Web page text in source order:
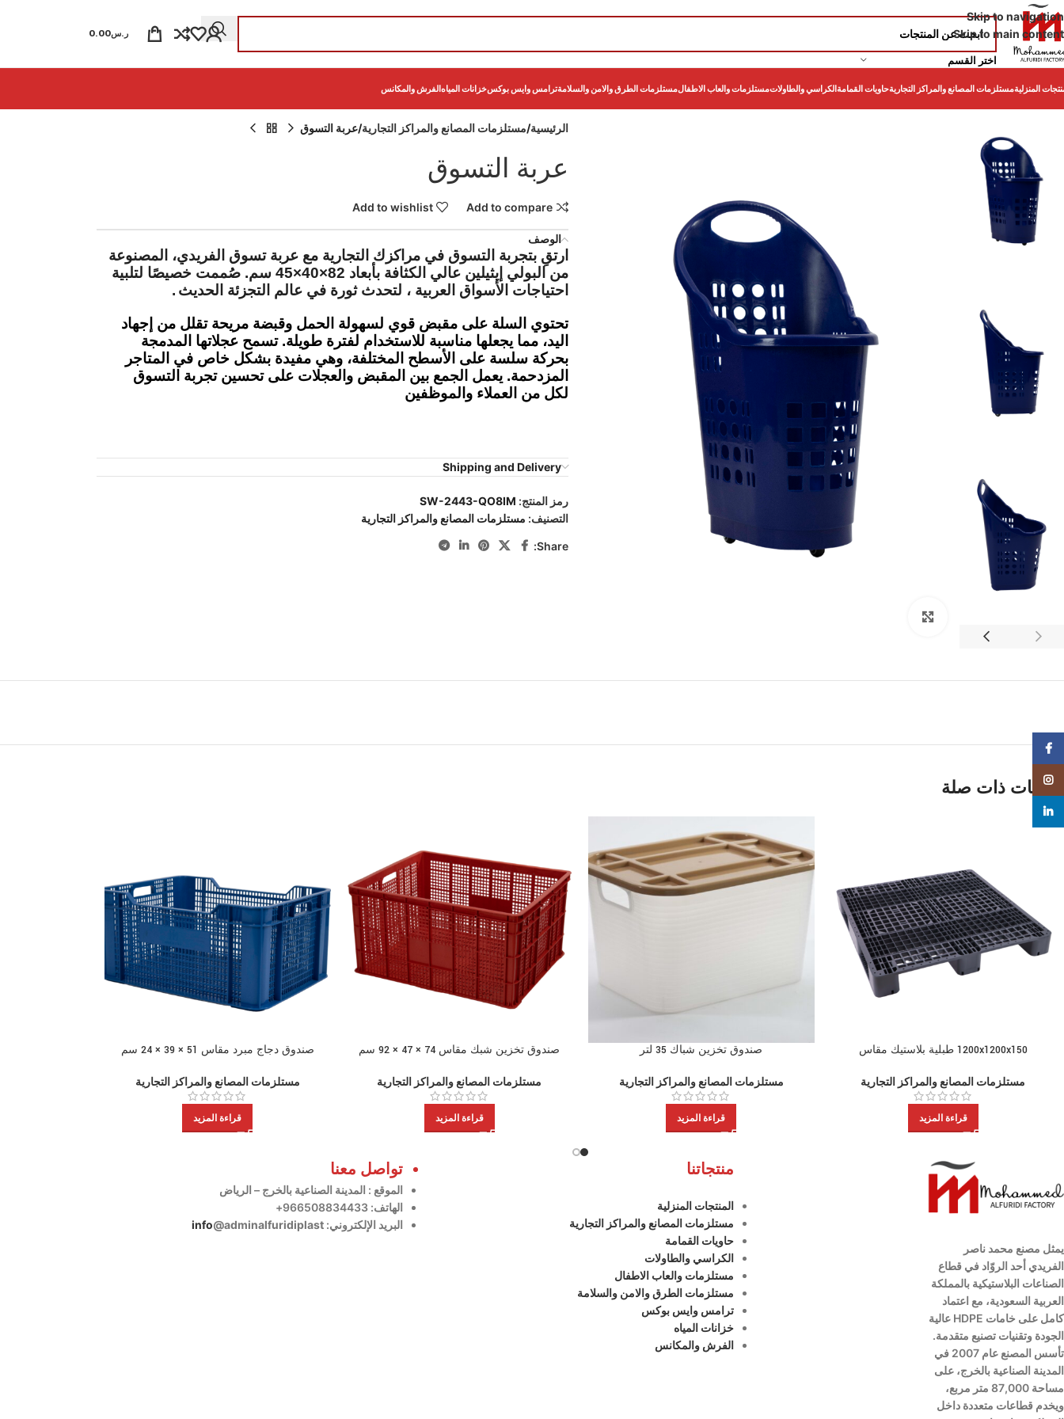
Skip to navigation
Skip to main content
اختر القسم
ر.س0.00
المنزليةمستلزمات المصانع والمراكز التجاريةحاويات القمامةالكراسي والطاولاتمستلزمات والعاب الاطفالمستلزمات الطرق والامن والسلامةترامس وايس بوكسخزانات المياهالفرش والمكانس
الرئيسية مستلزمات المصانع والمراكز التجارية عربة التسوق
عربة التسوق
Add to compare
Add to wishlist
الوصف
ارتقِ بتجربة التسوق في مراكزك التجارية مع عربة تسوق الفريدي، المصنوعة
من البولي إيثيلين عالي الكثافة بأبعاد 82×40×45 سم. صُممت خصيصًا لتلبية
احتياجات الأسواق العربية ، لتحدث ثورة في عالم التجزئة الحديث .
تحتوي السلة على مقبض قوي لسهولة الحمل وقبضة مريحة تقلل من إجهاد
اليد، مما يجعلها مناسبة للاستخدام لفترة طويلة. تسمح عجلاتها المدمجة
بحركة سلسة على الأسطح المختلفة، وهي مفيدة بشكل خاص في المتاجر
المزدحمة. يعمل الجمع بين المقبض والعجلات على تحسين تجربة التسوق
لكل من العملاء والموظفين
Shipping and Delivery
رمز المنتج: SW-2443-QO8IM
التصنيف: مستلزمات المصانع والمراكز التجارية
Share:
منتجات ذات صلة
1200x1200x150 طبلية بلاستيك مقاس
مستلزمات المصانع والمراكز التجارية
قراءة المزيد
صندوق تخزين شباك 35 لتر
مستلزمات المصانع والمراكز التجارية
قراءة المزيد
صندوق تخزين شبك مقاس 74 × 47 × 92 سم
مستلزمات المصانع والمراكز التجارية
قراءة المزيد
صندوق دجاج مبرد مقاس 51 × 39 × 24 سم
مستلزمات المصانع والمراكز التجارية
قراءة المزيد
يمثل مصنع محمد ناصر
الفريدي أحد الروّاد في قطاع
الصناعات البلاستيكية بالمملكة
العربية السعودية، مع اعتماد
كامل على خامات HDPE عالية
الجودة وتقنيات تصنيع متقدمة.
تأسس المصنع عام 2007 في
المدينة الصناعية بالخرج، على
مساحة 87,000 متر مربع،
ويخدم قطاعات متعددة داخل
منتجاتنا
المنتجات المنزلية
مستلزمات المصانع والمراكز التجارية
حاويات القمامة
الكراسي والطاولات
مستلزمات والعاب الاطفال
مستلزمات الطرق والامن والسلامة
ترامس وايس بوكس
خزانات المياه
الفرش والمكانس
تواصل معنا
الموقع : المدينة الصناعية بالخرج – الرياض
الهاتف: 966508834433+
البريد الإلكتروني:
info@adminalfuridiplast
Facebook
Instagram